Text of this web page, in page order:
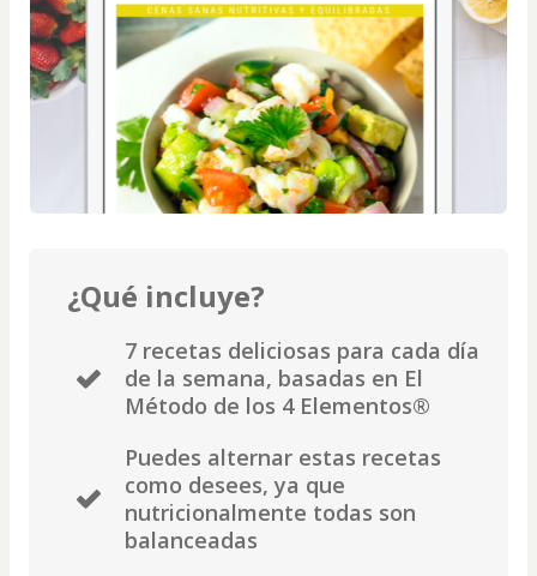
¿Qué incluye?
7 recetas deliciosas para cada día
de la semana, basadas en El
Método de los 4 Elementos®️
Puedes alternar estas recetas
como desees, ya que
nutricionalmente todas son
balanceadas